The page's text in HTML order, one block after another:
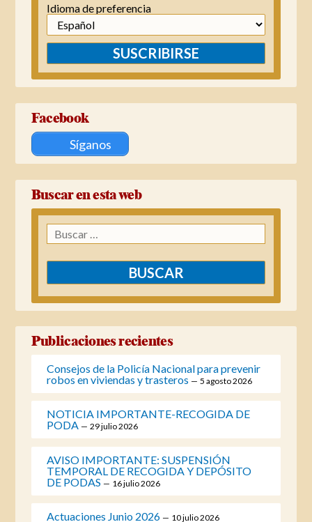
Idioma de preferencia
SUSCRIBIRSE
Facebook
Síganos
Buscar en esta web
Buscar:
Publicaciones recientes
Consejos de la Policía Nacional para prevenir
robos en viviendas y trasteros
5 agosto 2026
NOTICIA IMPORTANTE-RECOGIDA DE
PODA
29 julio 2026
AVISO IMPORTANTE: SUSPENSIÓN
TEMPORAL DE RECOGIDA Y DEPÓSITO
DE PODAS
16 julio 2026
Actuaciones Junio 2026 10 julio 2026